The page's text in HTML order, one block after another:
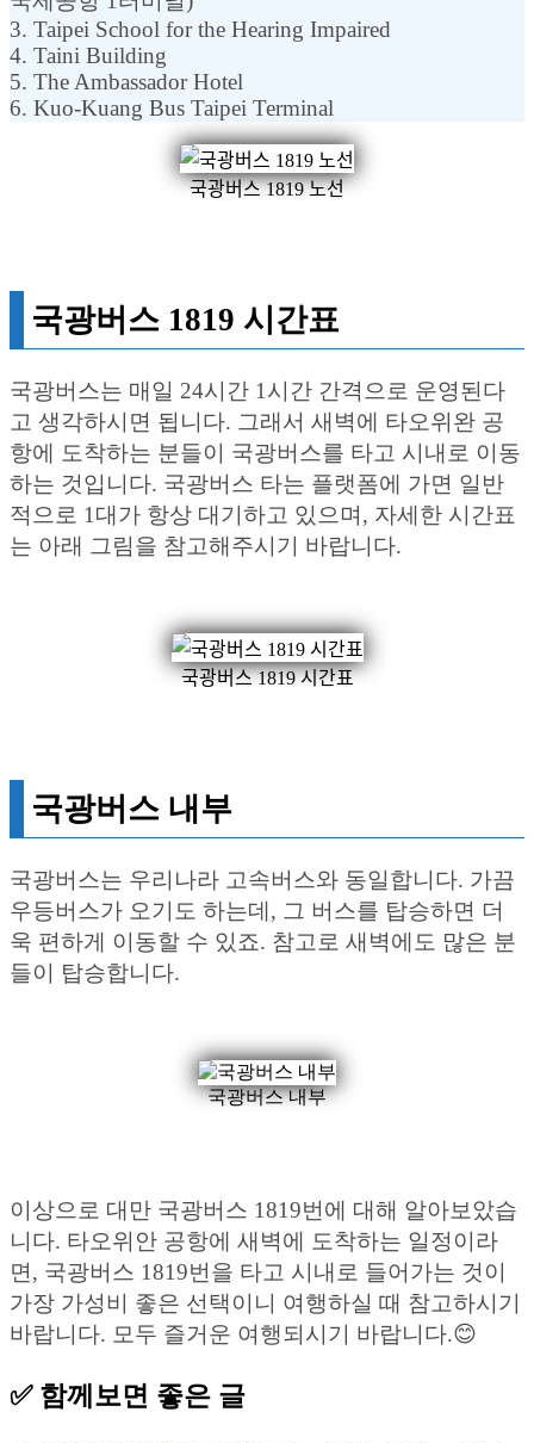
3. Taipei School for the Hearing Impaired
4. Taini Building
5. The Ambassador Hotel
6. Kuo-Kuang Bus Taipei Terminal
국광버스 1819 노선
국광버스 1819 시간표
국광버스는 매일 24시간 1시간 간격으로 운영된다
고 생각하시면 됩니다. 그래서 새벽에 타오위완 공
항에 도착하는 분들이 국광버스를 타고 시내로 이동
하는 것입니다. 국광버스 타는 플랫폼에 가면 일반
적으로 1대가 항상 대기하고 있으며, 자세한 시간표
는 아래 그림을 참고해주시기 바랍니다.
국광버스 1819 시간표
국광버스 내부
국광버스는 우리나라 고속버스와 동일합니다. 가끔
우등버스가 오기도 하는데, 그 버스를 탑승하면 더
욱 편하게 이동할 수 있죠. 참고로 새벽에도 많은 분
들이 탑승합니다.
국광버스 내부
이상으로 대만 국광버스 1819번에 대해 알아보았습
니다. 타오위안 공항에 새벽에 도착하는 일정이라
면, 국광버스 1819번을 타고 시내로 들어가는 것이
가장 가성비 좋은 선택이니 여행하실 때 참고하시기
바랍니다. 모두 즐거운 여행되시기 바랍니다.😊
✅ 함께보면 좋은 글